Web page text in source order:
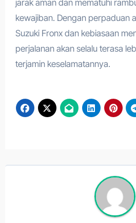
jarak aman dan mematuhi
kewajiban. Dengan perpaduan
Suzuki Fronx dan kebiasaan
perjalanan akan selalu terasa
terjamin keselamatannya.